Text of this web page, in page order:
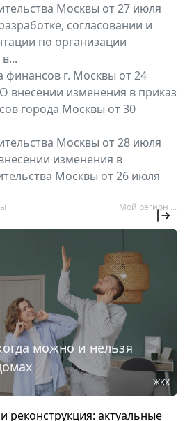
Москвы от 27 июля
согласовании и
по организации
финансов г. Москвы от 24
внесении изменения в приказ
города Москвы от 30
Москвы от 28 июля
изменения в
Москвы от 26 июля
Мой регион ...
можно и нельзя
ЖКХ
реконструкция: актуальные